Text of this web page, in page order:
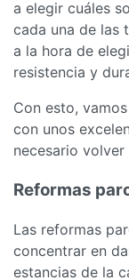
a elegir cuáles
cada una de las
a la hora de
resistencia y
Con esto,
con unos
necesario
Reformas
Las reformas
concentrar en
estancias de la